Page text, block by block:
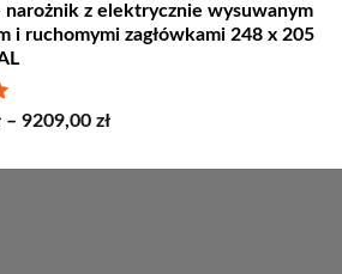
od
4498,00 zł
narożnik z elektrycznie wysuwanym
i ruchomymi zagłówkami 248 x 205
– 9209,00 złZakres
od